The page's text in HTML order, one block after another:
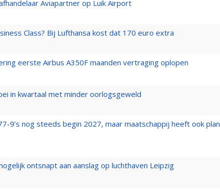
Aviapartner op Luik Airport
Class? Bij Lufthansa kost dat 170 euro extra
eerste Airbus A350F maanden vertraging oplopen
in kwartaal met minder oorlogsgeweld
9’s nog steeds begin 2027, maar maatschappij heeft ook plan
ontsnapt aan aanslag op luchthaven Leipzig